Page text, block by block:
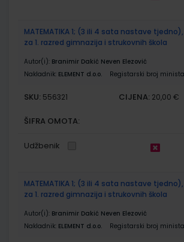
MATEMATIKA 1; (3 ili 4 sata nastave
za 1. razred gimnazija i strukovnih škola
Autor(i): Branimir Dakić Neven Elezović
Nakladnik: ELEMENT d.o.o. Registarski broj
SKU: 556321 CIJENA: 20,00 €
ŠIFRA OMOTA:
Udžbenik
MATEMATIKA 1; (3 ili 4 sata nastave
za 1. razred gimnazija i strukovnih škola
Autor(i): Branimir Dakić Neven Elezović
Nakladnik: ELEMENT d.o.o. Registarski broj